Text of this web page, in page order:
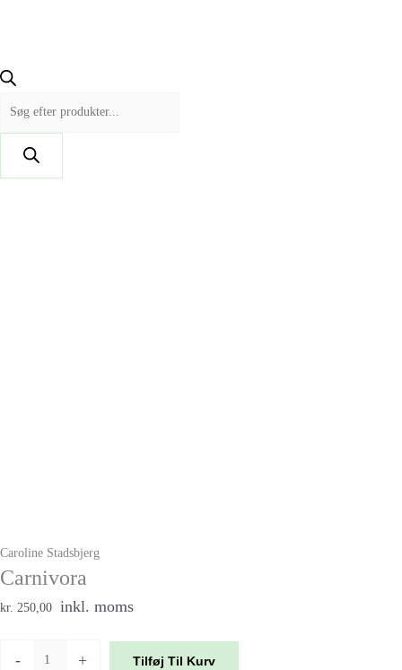
Caroline Stadsbjerg
Carnivora
kr. 250,00 inkl. moms
- + Tilføj Til Kurv